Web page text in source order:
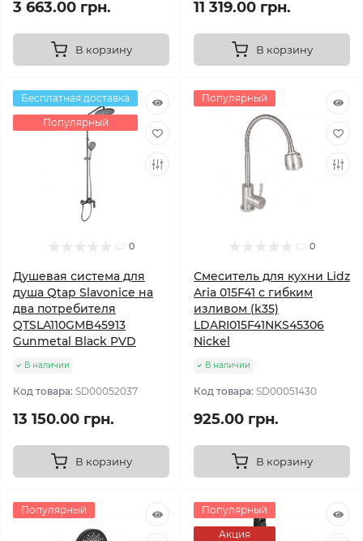
3 663.00 грн.
В корзину
11 319.00 грн.
В корзину
Бесплатная доставка
Популярный
0
Душевая система для
душа Qtap Slavonice на
два потребителя
QTSLA110GMB45913
Gunmetal Black PVD
В наличии
Код товара: SD00052037
13 150.00 грн.
В корзину
Популярный
0
Смеситель для кухни Lidz
Aria 015F41 с гибким
изливом (k35)
LDARI015F41NKS45306
Nickel
В наличии
Код товара: SD00051430
925.00 грн.
В корзину
Популярный
Популярный
Акция